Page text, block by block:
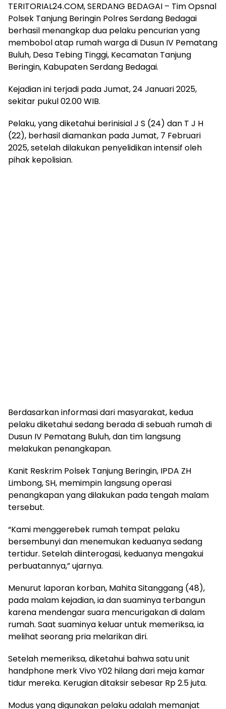
TERITORIAL24.COM, SERDANG BEDAGAI – Tim Opsnal
Polsek Tanjung Beringin Polres Serdang Bedagai
berhasil menangkap dua pelaku pencurian yang
membobol atap rumah warga di Dusun IV Pematang
Buluh, Desa Tebing Tinggi, Kecamatan Tanjung
Beringin, Kabupaten Serdang Bedagai.
Kejadian ini terjadi pada Jumat, 24 Januari 2025,
sekitar pukul 02.00 WIB.
Pelaku, yang diketahui berinisial J S (24) dan T J H
(22), berhasil diamankan pada Jumat, 7 Februari
2025, setelah dilakukan penyelidikan intensif oleh
pihak kepolisian.
Berdasarkan informasi dari masyarakat, kedua
pelaku diketahui sedang berada di sebuah rumah di
Dusun IV Pematang Buluh, dan tim langsung
melakukan penangkapan.
Kanit Reskrim Polsek Tanjung Beringin, IPDA ZH
Limbong, SH, memimpin langsung operasi
penangkapan yang dilakukan pada tengah malam
tersebut.
“Kami menggerebek rumah tempat pelaku
bersembunyi dan menemukan keduanya sedang
tertidur. Setelah diinterogasi, keduanya mengakui
perbuatannya,” ujarnya.
Menurut laporan korban, Mahita Sitanggang (48),
pada malam kejadian, ia dan suaminya terbangun
karena mendengar suara mencurigakan di dalam
rumah. Saat suaminya keluar untuk memeriksa, ia
melihat seorang pria melarikan diri.
Setelah memeriksa, diketahui bahwa satu unit
handphone merk Vivo Y02 hilang dari meja kamar
tidur mereka. Kerugian ditaksir sebesar Rp 2.5 juta.
Modus yang digunakan pelaku adalah memanjat